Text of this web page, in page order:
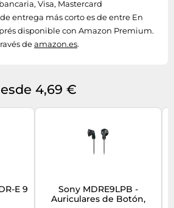
Visa, Mastercard
entrega más corto es de entre En
disponible con Amazon Premium.
deamazon.es.
4,69 €
E 9
Sony MDRE9LPB -
Auriculares de Botón,